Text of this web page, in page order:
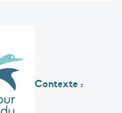
Contexte :